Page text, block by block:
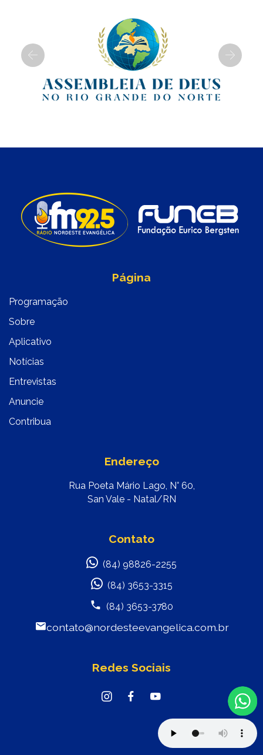
Previous Next
Página
Programação
Sobre
Aplicativo
Notícias
Entrevistas
Anuncie
Contribua
Endereço
Rua Poeta Mário Lago, N° 60,
San Vale - Natal/RN
Contato
(84) 98826-2255
(84) 3653-3315
(84) 3653-3780
contato@nordesteevangelica.com.br
Redes Sociais